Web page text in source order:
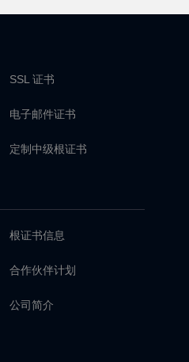
SSL 证书
电子邮件证书
定制中级根证书
根证书信息
合作伙伴计划
公司简介